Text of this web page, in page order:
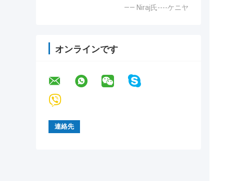
—— Niraj氏----ケニヤ
オンラインです